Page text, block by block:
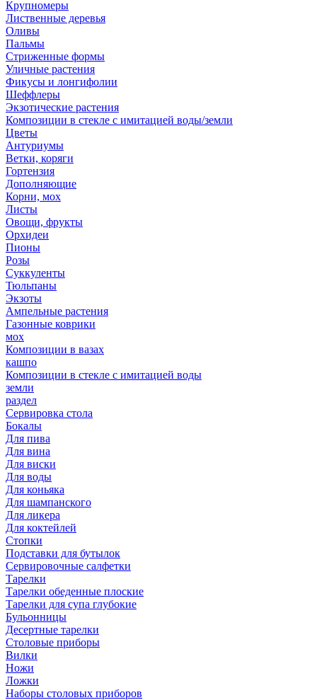
Крупномеры
Лиственные деревья
Оливы
Пальмы
Стриженные формы
Уличные растения
Фикусы и лонгифолии
Шеффлеры
Экзотические растения
Композиции в стекле с имитацией воды/земли
Цветы
Антуриумы
Ветки, коряги
Гортензия
Дополняющие
Корни, мох
Листы
Овощи, фрукты
Орхидеи
Пионы
Розы
Суккуленты
Тюльпаны
Экзоты
Ампельные растения
Газонные коврики
мох
Композиции в вазах
кашпо
Композиции в стекле с имитацией воды
земли
раздел
Сервировка стола
Бокалы
Для пива
Для вина
Для виски
Для воды
Для коньяка
Для шампанского
Для ликера
Для коктейлей
Стопки
Подставки для бутылок
Сервировочные салфетки
Тарелки
Тарелки обеденные плоские
Тарелки для супа глубокие
Бульонницы
Десертные тарелки
Столовые приборы
Вилки
Ножи
Ложки
Наборы столовых приборов